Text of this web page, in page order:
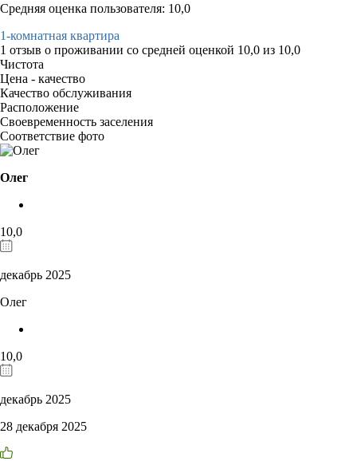
Средняя оценка пользователя: 10,0
1-комнатная квартира
1 отзыв о проживании со средней оценкой 10,0 из 10,0
Чистота
Цена - качество
Качество обслуживания
Расположение
Своевременность заселения
Соответствие фото
Олег
10,0
декабрь 2025
Олег
10,0
декабрь 2025
28 декабря 2025